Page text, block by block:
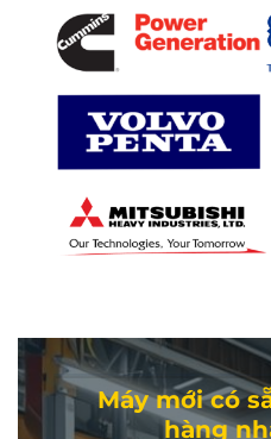
Máy mới có
hàng